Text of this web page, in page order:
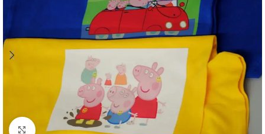
Κάντε κλικ για μεγέθυνση